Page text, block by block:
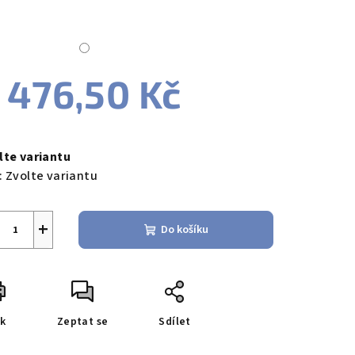
476,50 Kč
variantu
Zvolte variantu
+ Do košíku
Zeptat se Sdílet